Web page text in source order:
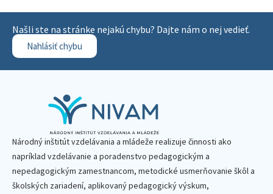
Našli ste na stránke nejakú chybu? Dajte nám o nej vedieť.
Nahlásiť chybu
Národný inštitút vzdelávania a mládeže realizuje činnosti ako
napríklad vzdelávanie a poradenstvo pedagogickým a
nepedagogickým zamestnancom, metodické usmerňovanie škôl a
školských zariadení, aplikovaný pedagogický výskum,